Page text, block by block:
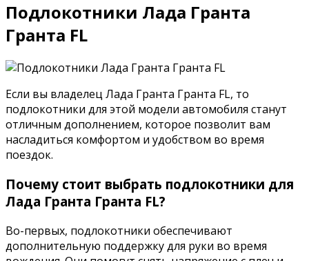
Подлокотники Лада Гранта
Гранта FL
Если вы владелец Лада Гранта Гранта FL, то
подлокотники для этой модели автомобиля станут
отличным дополнением, которое позволит вам
насладиться комфортом и удобством во время
поездок.
Почему стоит выбрать подлокотники для
Лада Гранта Гранта FL?
Во-первых, подлокотники обеспечивают
дополнительную поддержку для руки во время